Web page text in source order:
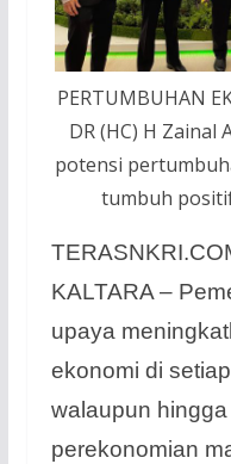
PERTUMBUHAN
DR (HC) H Zainal
potensi
tumbuh
KALTARA –
upaya
ekonomi di
walaupun
perekonomian